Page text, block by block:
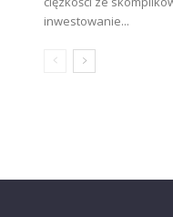
inwestowanie...